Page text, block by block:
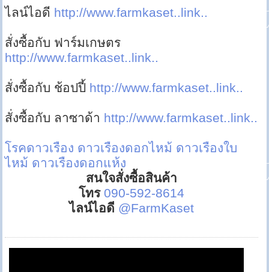
ไลน์ไอดี http://www.farmkaset..link..
สั่งซื้อกับ ฟาร์มเกษตร
http://www.farmkaset..link..
สั่งซื้อกับ ช้อปปี้ http://www.farmkaset..link..
สั่งซื้อกับ ลาซาด้า http://www.farmkaset..link..
โรคดาวเรือง ดาวเรืองดอกไหม้ ดาวเรืองใบ
ไหม้ ดาวเรืองดอกแห้ง
สนใจสั่งซื้อสินค้า
โทร 090-592-8614
ไลน์ไอดี @FarmKaset